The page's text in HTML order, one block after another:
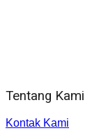
Tentang Kami
Kontak Kami